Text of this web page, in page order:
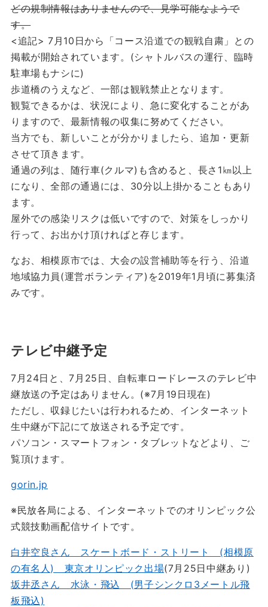
どの規制情報はありませんので、見学可能なようで
す。
<追記> 7月10日から「コース沿道での観戦自粛」との
掲載が開始されています。(シャトルバスの運行、臨時
駐車場もナシに)
歩道橋のうえなど、一部は観戦禁止となります。
観覧できるかは、状況により、急に変化することがあ
りますので、最新情報の収集に努めてください。
当方でも、新しいことが分かりましたら、追加・更新
させて頂きます。
通過の列は、随行車(クルマ)も含めると、長さ1㎞以上
になり、全部の通過には、30分以上掛かることもあり
ます。
屋外での感染リスクは低いですので、対策をしっかり
行って、お出かけ頂ければと存じます。
なお、相模原市では、大会の設営補助等を行う、沿道
地域協力員(運営ボランティア)を2019年1月頃に募集済
みです。
テレビ中継予定
7月24日と、7月25日、自転車ロードレースのテレビ中
継放送の予定はありません。(※7月19日現在)
ただし、収録じたいは行われるため、インターネット
生中継が下記にて放送される予定です。
パソコン・スマートフォン・タブレットなどより、ご
覧頂けます。
gorin.jp
※民放各局による、インターネットでのオリンピック公
式競技動画配信サイトです。
白井空良さん スケートボード・ストリート (相模原
の有名人) 東京オリンピック出場(7月25日中継あり)
坂井丞さん 水泳・飛込 (男子シンクロ3メートル飛
板飛込)